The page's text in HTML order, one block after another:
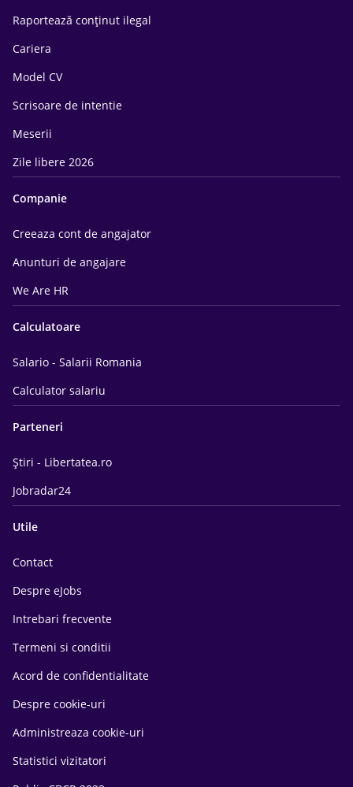
Raportează conținut ilegal
Cariera
Model CV
Scrisoare de intentie
Meserii
Zile libere 2026
Companie
Creeaza cont de angajator
Anunturi de angajare
We Are HR
Calculatoare
Salario - Salarii Romania
Calculator salariu
Parteneri
Știri - Libertatea.ro
Jobradar24
Utile
Contact
Despre eJobs
Intrebari frecvente
Termeni si conditii
Acord de confidentialitate
Despre cookie-uri
Administreaza cookie-uri
Statistici vizitatori